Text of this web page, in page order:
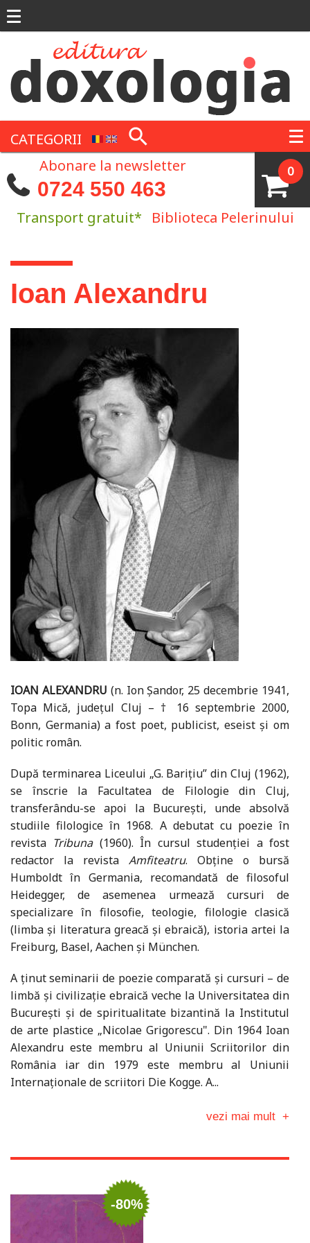
CATEGORII
0
Abonare la newsletter
0724 550 463
Transport gratuit* Biblioteca Pelerinului
Eşti aici
Ioan Alexandru
IOAN ALEXANDRU (n. Ion Șandor, 25 decembrie 1941,
Topa Mică, județul Cluj – † 16 septembrie 2000,
Bonn, Germania) a fost poet, publicist, eseist și om
politic român.
După terminarea Liceului „G. Barițiu” din Cluj (1962),
se înscrie la Facultatea de Filologie din Cluj,
transferându-se apoi la București, unde absolvă
studiile filologice în 1968. A debutat cu poezie în
revista Tribuna(1960). În cursul studenției a fost
redactor la revista Amfiteatru. Obține o bursă
Humboldt în Germania, recomandată de filosoful
Heidegger, de asemenea urmează cursuri de
specializare în filosofie, teologie, filologie clasică
(limba și literatura greacă și ebraică), istoria artei la
Freiburg, Basel, Aachen și München.
A ținut seminarii de poezie comparată și cursuri – de
limbă și civilizație ebraică veche la Universitatea din
București și de spiritualitate bizantină la Institutul
de arte plastice „Nicolae Grigorescu". Din 1964 Ioan
Alexandru este membru al Uniunii Scriitorilor din
România iar din 1979 este membru al Uniunii
Internaționale de scriitori Die Kogge. A...
vezi mai mult +
-80%